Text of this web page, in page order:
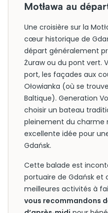
Motława au
Une croisière sur la
cœur historique de
départ généralement
Żuraw ou du pont vert.
port, les façades aux
Ołowianka (où se
Baltique). Generation
choisir un bateau
pleinement du charme
excellente idée pour
Gdańsk.
Cette balade est
portuaire de Gdańsk et
meilleures activités à
vous recommandons